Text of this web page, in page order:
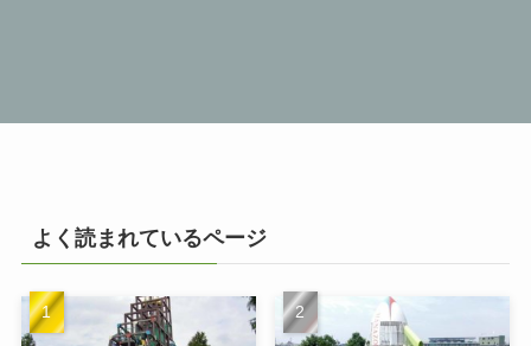
よく読まれているページ